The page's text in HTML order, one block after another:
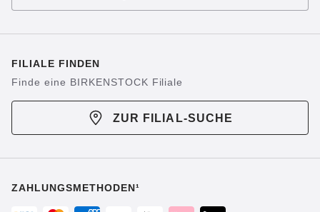
FILIALE FINDEN
Finde eine BIRKENSTOCK Filiale
ZUR FILIAL-SUCHE
ZAHLUNGSMETHODEN¹